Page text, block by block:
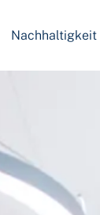
Nachhaltigkeit